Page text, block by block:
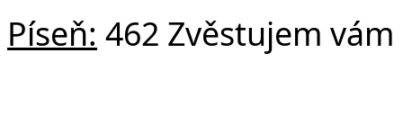
Píseň: 462 Zvěstujem